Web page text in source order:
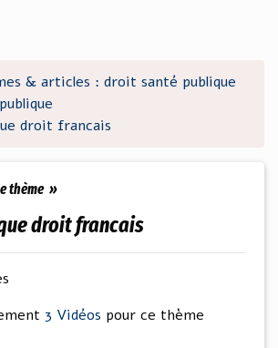
& articles : droit santé publique
droit francais
thème »
droit francais
3 Vidéos pour ce thème